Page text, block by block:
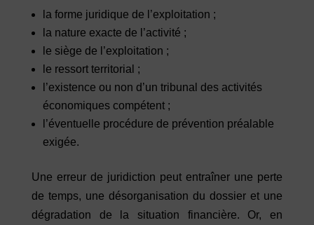
la forme juridique de l’exploitation ;
la nature exacte de l’activité ;
le siège de l’exploitation ;
le ressort territorial ;
l’existence ou non d’un tribunal des activités
économiques compétent ;
l’éventuelle procédure de prévention préalable
exigée.
Une erreur de juridiction peut entraîner une perte
de temps, une désorganisation du dossier et une
dégradation de la situation financière. Or, en